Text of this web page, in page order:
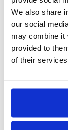
We also share
our social
may combine it
provided to
of their services.